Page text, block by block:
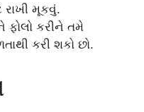
રાખી મૂકવું.
કરીને તમે
કરી શકો છો.